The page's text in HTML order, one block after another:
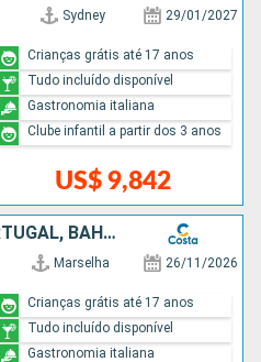
Sydney 29/01/2027
US$ 9,842
Crianças grátis até 17 anos
Tudo incluído disponível
Gastronomia italiana
Clube infantil a partir dos 3 anos
FRANCIA, ESPANHA, PORTUGAL, BAHAMAS, PANAMÁ, COSTA RICA, GUATEMALA, MÉXICO, ESTADOS UNIDOS, FIDJI (ILHAS), NOVA CALEDÔNIA, AUSTRÁLIA, PAPUA NOVA GUINÉ, JAPÃO, TAIWAN, CHINA
Marselha 26/11/2026
Crianças grátis até 17 anos
Tudo incluído disponível
Gastronomia italiana